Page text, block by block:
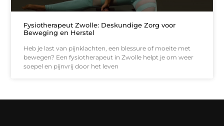
Fysiotherapeut Zwolle: Deskundige Zorg voor
Beweging en Herstel
Heb je last van pijnklachten, een blessure of moeite met
bewegen? Een fysiotherapeut in Zwolle helpt je om weer
soepel en pijnvrij door het leven